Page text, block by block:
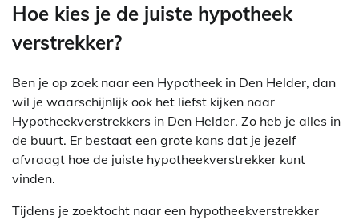
Hoe kies je de juiste hypotheek
verstrekker?
Ben je op zoek naar een Hypotheek in Den Helder, dan
wil je waarschijnlijk ook het liefst kijken naar
Hypotheekverstrekkers in Den Helder. Zo heb je alles in
de buurt. Er bestaat een grote kans dat je jezelf
afvraagt hoe de juiste hypotheekverstrekker kunt
vinden.
Tijdens je zoektocht naar een hypotheekverstrekker